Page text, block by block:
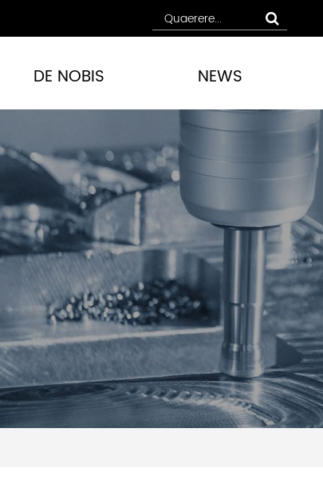
DE NOBIS NEWS